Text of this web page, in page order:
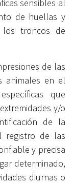
sensibles al
de huellas y
troncos de
de las
animales en el
que
y/o
de la
registro de las
y precisa
determinado,
diurnas o